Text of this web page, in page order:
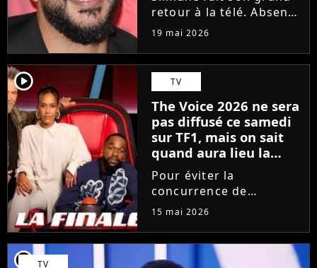
retour à la télé. Absent
des écrans et des ondes
raison des accusations
portées contre lui, le
chanteur a choisi une
émission hautement
symbolique...
19 mai 2026
player2 TV
The Voice 2026 ne sera
pas diffusé ce samedi
sur TF1, mais on sait
quand aura lieu la
grande finale
Pour éviter la
concurrence de
l'Eurovision sur France
des programmes. Le
prochain épisode de
15 mai 2026
player2 TV